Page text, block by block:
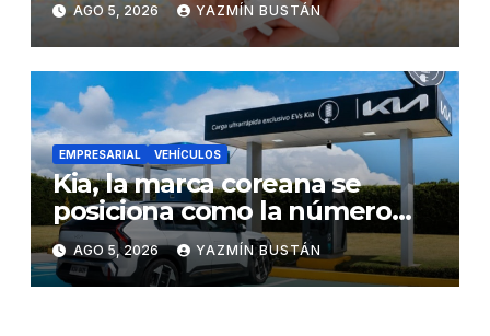
AGO 5, 2026 YAZMÍN BUSTÁN
EMPRESARIAL VEHÍCULOS
Kia, la marca coreana se
posiciona como la número
uno en ventas de vehículos
eléctricos en Ecuador
durante julio
AGO 5, 2026 YAZMÍN BUSTÁN